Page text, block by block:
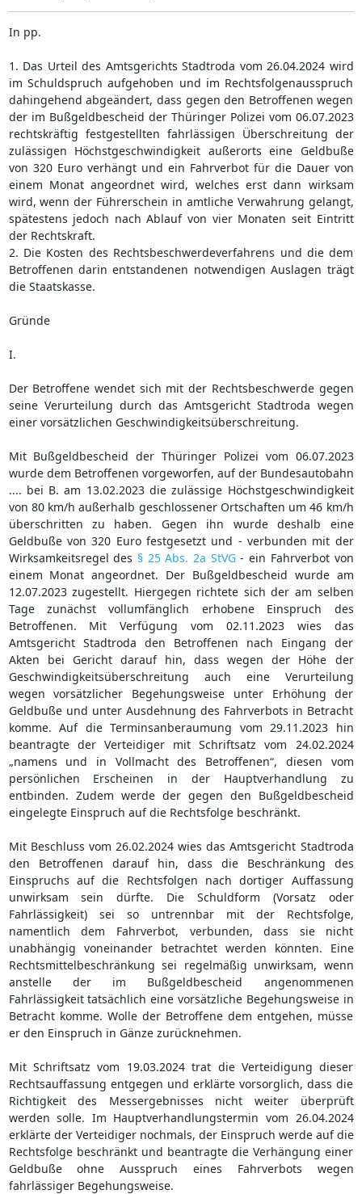
In pp.
1. Das Urteil des Amtsgerichts Stadtroda vom 26.04.2024 wird
im Schuldspruch aufgehoben und im Rechtsfolgenausspruch
dahingehend abgeändert, dass gegen den Betroffenen wegen
der im Bußgeldbescheid der Thüringer Polizei vom 06.07.2023
rechtskräftig festgestellten fahrlässigen Überschreitung der
zulässigen Höchstgeschwindigkeit außerorts eine Geldbuße
von 320 Euro verhängt und ein Fahrverbot für die Dauer von
einem Monat angeordnet wird, welches erst dann wirksam
wird, wenn der Führerschein in amtliche Verwahrung gelangt,
spätestens jedoch nach Ablauf von vier Monaten seit Eintritt
der Rechtskraft.
2. Die Kosten des Rechtsbeschwerdeverfahrens und die dem
Betroffenen darin entstandenen notwendigen Auslagen trägt
die Staatskasse.
Gründe
I.
Der Betroffene wendet sich mit der Rechtsbeschwerde gegen
seine Verurteilung durch das Amtsgericht Stadtroda wegen
einer vorsätzlichen Geschwindigkeitsüberschreitung.
Mit Bußgeldbescheid der Thüringer Polizei vom 06.07.2023
wurde dem Betroffenen vorgeworfen, auf der Bundesautobahn
.... bei B. am 13.02.2023 die zulässige Höchstgeschwindigkeit
von 80 km/h außerhalb geschlossener Ortschaften um 46 km/h
überschritten zu haben. Gegen ihn wurde deshalb eine
Geldbuße von 320 Euro festgesetzt und - verbunden mit der
Wirksamkeitsregel des § 25 Abs. 2a StVG- ein Fahrverbot von
einem Monat angeordnet. Der Bußgeldbescheid wurde am
12.07.2023 zugestellt. Hiergegen richtete sich der am selben
Tage zunächst vollumfänglich erhobene Einspruch des
Betroffenen. Mit Verfügung vom 02.11.2023 wies das
Amtsgericht Stadtroda den Betroffenen nach Eingang der
Akten bei Gericht darauf hin, dass wegen der Höhe der
Geschwindigkeitsüberschreitung auch eine Verurteilung
wegen vorsätzlicher Begehungsweise unter Erhöhung der
Geldbuße und unter Ausdehnung des Fahrverbots in Betracht
komme. Auf die Terminsanberaumung vom 29.11.2023 hin
beantragte der Verteidiger mit Schriftsatz vom 24.02.2024
„namens und in Vollmacht des Betroffenen“, diesen vom
persönlichen Erscheinen in der Hauptverhandlung zu
entbinden. Zudem werde der gegen den Bußgeldbescheid
eingelegte Einspruch auf die Rechtsfolge beschränkt.
Mit Beschluss vom 26.02.2024 wies das Amtsgericht Stadtroda
den Betroffenen darauf hin, dass die Beschränkung des
Einspruchs auf die Rechtsfolgen nach dortiger Auffassung
unwirksam sein dürfte. Die Schuldform (Vorsatz oder
Fahrlässigkeit) sei so untrennbar mit der Rechtsfolge,
namentlich dem Fahrverbot, verbunden, dass sie nicht
unabhängig voneinander betrachtet werden könnten. Eine
Rechtsmittelbeschränkung sei regelmäßig unwirksam, wenn
anstelle der im Bußgeldbescheid angenommenen
Fahrlässigkeit tatsächlich eine vorsätzliche Begehungsweise in
Betracht komme. Wolle der Betroffene dem entgehen, müsse
er den Einspruch in Gänze zurücknehmen.
Mit Schriftsatz vom 19.03.2024 trat die Verteidigung dieser
Rechtsauffassung entgegen und erklärte vorsorglich, dass die
Richtigkeit des Messergebnisses nicht weiter überprüft
werden solle. Im Hauptverhandlungstermin vom 26.04.2024
erklärte der Verteidiger nochmals, der Einspruch werde auf die
Rechtsfolge beschränkt und beantragte die Verhängung einer
Geldbuße ohne Ausspruch eines Fahrverbots wegen
fahrlässiger Begehungsweise.